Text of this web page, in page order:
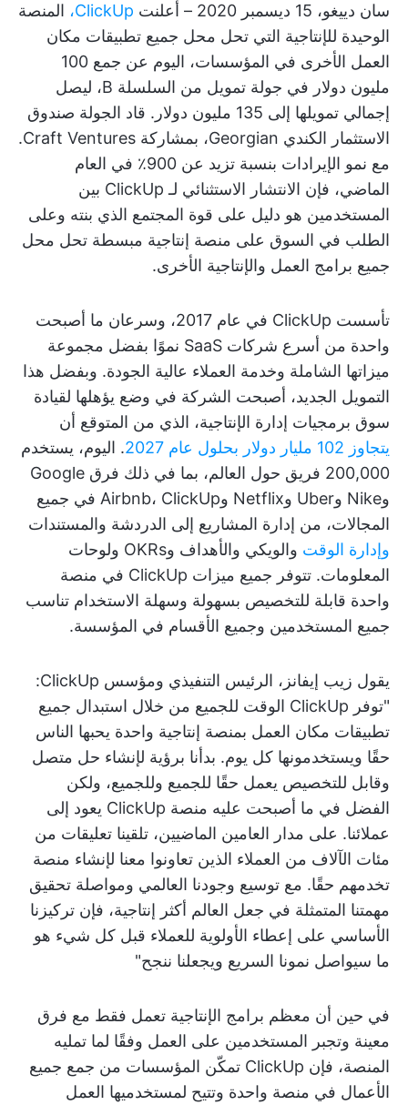
سان دييغو، 15 ديسمبر 2020 – أعلنت ClickUp،
المنصة
الوحيدة للإنتاجية التي تحل محل جميع تطبيقات مكان
العمل الأخرى في المؤسسات، اليوم عن جمع 100
مليون دولار في جولة تمويل من السلسلة B، ليصل
إجمالي تمويلها إلى 135 مليون دولار. قاد الجولة صندوق
الاستثمار الكندي Georgian، بمشاركة Craft Ventures.
مع نمو الإيرادات بنسبة تزيد عن 900٪ في العام
الماضي، فإن الانتشار الاستثنائي لـ ClickUp بين
المستخدمين هو دليل على قوة المجتمع الذي بنته وعلى
الطلب في السوق على منصة إنتاجية مبسطة تحل محل
جميع برامج العمل والإنتاجية الأخرى.
تأسست ClickUp في عام 2017، وسرعان ما أصبحت
واحدة من أسرع شركات SaaS نموًا بفضل مجموعة
ميزاتها الشاملة وخدمة العملاء عالية الجودة. وبفضل هذا
التمويل الجديد، أصبحت الشركة في وضع يؤهلها لقيادة
سوق برمجيات إدارة الإنتاجية، الذي من المتوقع أن
يتجاوز 102 مليار دولار بحلول عام 2027
. اليوم، يستخدم
200,000 فريق حول العالم، بما في ذلك فرق Google
وNike وUber وNetflix وAirbnb، ClickUp في جميع
المجالات، من إدارة المشاريع إلى الدردشة والمستندات
وإدارة الوقت
والويكي والأهداف وOKRs ولوحات
المعلومات. تتوفر جميع ميزات ClickUp في منصة
واحدة قابلة للتخصيص بسهولة وسهلة الاستخدام تناسب
جميع المستخدمين وجميع الأقسام في المؤسسة.
يقول زيب إيفانز، الرئيس التنفيذي ومؤسس ClickUp:
"توفر ClickUp الوقت للجميع من خلال استبدال جميع
تطبيقات مكان العمل بمنصة إنتاجية واحدة يحبها الناس
حقًا ويستخدمونها كل يوم. بدأنا برؤية لإنشاء حل متصل
وقابل للتخصيص يعمل حقًا للجميع وللجميع، ولكن
الفضل في ما أصبحت عليه منصة ClickUp يعود إلى
عملائنا. على مدار العامين الماضيين، تلقينا تعليقات من
مئات الآلاف من العملاء الذين تعاونوا معنا لإنشاء منصة
تخدمهم حقًا. مع توسيع وجودنا العالمي ومواصلة تحقيق
مهمتنا المتمثلة في جعل العالم أكثر إنتاجية، فإن تركيزنا
الأساسي على إعطاء الأولوية للعملاء قبل كل شيء هو
ما سيواصل نمونا السريع ويجعلنا ننجح"
في حين أن معظم برامج الإنتاجية تعمل فقط مع فرق
معينة وتجبر المستخدمين على العمل وفقًا لما تمليه
المنصة، فإن ClickUp تمكّن المؤسسات من جمع جميع
الأعمال في منصة واحدة وتتيح لمستخدميها العمل